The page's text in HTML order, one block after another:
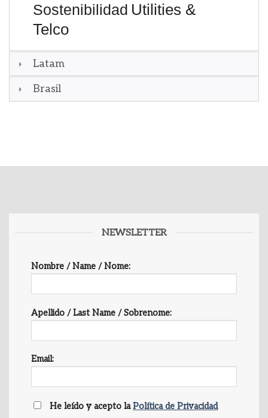
Sostenibilidad Utilities &
Telco
Latam
Brasil
NEWSLETTER
Nombre / Name / Nome:
Apellido / Last Name / Sobrenome:
Email:
He leído y acepto laPolítica de Privacidad